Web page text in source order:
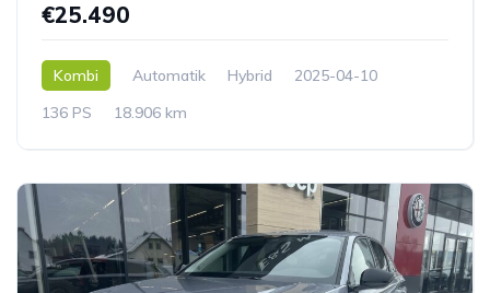
€25.490
Kombi Automatik Hybrid
2025-04-10
136 PS
18.906 km